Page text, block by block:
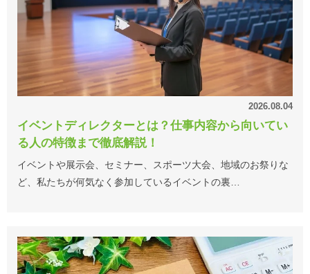
2026.08.04
イベントディレクターとは？仕事内容から向いてい
る人の特徴まで徹底解説！
イベントや展示会、セミナー、スポーツ大会、地域のお祭りな
ど、私たちが何気なく参加しているイベントの裏…